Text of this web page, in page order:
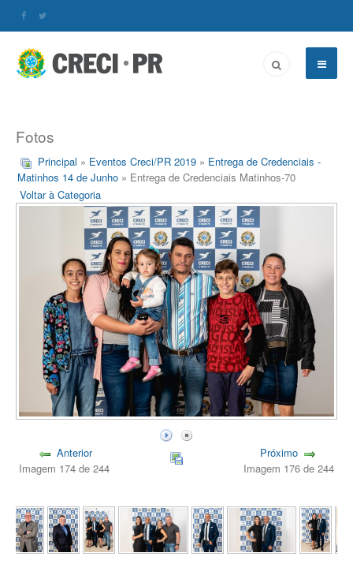
Fotos
Principal » Eventos Creci/PR 2019 » Entrega de Credenciais -
Matinhos 14 de Junho » Entrega de Credenciais Matinhos-70
Voltar à Categoria
Anterior
Imagem 174 de 244
Próximo
Imagem 176 de 244